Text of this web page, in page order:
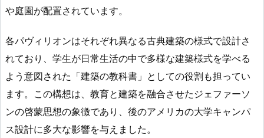
や庭園が配置されています。
各パヴィリオンはそれぞれ異なる古典建築の様式で設計さ
れており、学生が日常生活の中で多様な建築様式を学べる
よう意図された「建築の教科書」としての役割も担ってい
ます。この構想は、教育と建築を融合させたジェファーソ
ンの啓蒙思想の象徴であり、後のアメリカの大学キャンパ
ス設計に多大な影響を与えました。